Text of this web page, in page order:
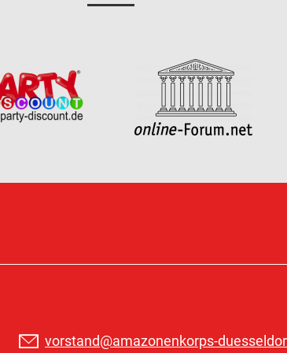
vorstand@amazonenkorps-